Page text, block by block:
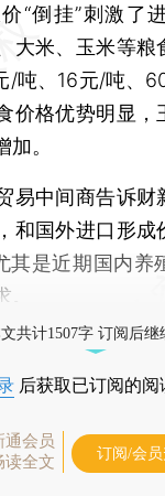
倒挂”刺激了
大米、玉米等粮
/吨、16元/吨、
价格优势明显，
。
中间商告诉财
和国外进口形成
其是近期国内养
共计1507字 订阅后继
后获取已订阅的阅
通会员
读全文
订阅/会员